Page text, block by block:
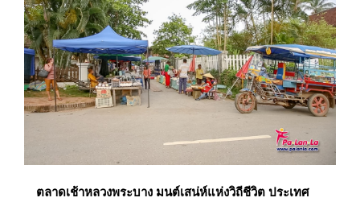
ค้าที่คึกคักของเมืองหลวงพระบางจนมีคำกล่าวที่ว่า
“หากกรุงเทพฯ มีถนนข้าวสาร หลวงพระบางก็มีถนน
ข้าวเหนียว”
ตลาดเช้าหลวงพระบาง มนต์เสน่ห์แห่งวิถีชีวิต ประเทศ